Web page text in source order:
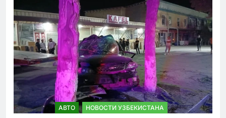
АВТО НОВОСТИ УЗБЕКИСТАНА